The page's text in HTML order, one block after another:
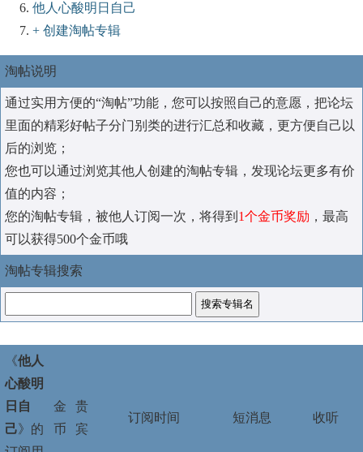
他人心酸明日自己
+ 创建淘帖专辑
淘帖说明
通过实用方便的“淘帖”功能，您可以按照自己的意愿，把论坛
里面的精彩好帖子分门别类的进行汇总和收藏，更方便自己以
后的浏览；
您也可以通过浏览其他人创建的淘帖专辑，发现论坛更多有价
值的内容；
您的淘帖专辑，被他人订阅一次，将得到 1个金币奖励 ，最高
可以获得500个金币哦
淘帖专辑搜索
《他人
心酸明
日自
己》的
金
币
贵
宾
订阅时间 短消息 收听